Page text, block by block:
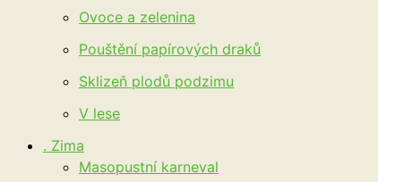
Ovoce a zelenina
Pouštění papírových draků
Sklizeň plodů podzimu
V lese
. Zima
Masopustní karneval